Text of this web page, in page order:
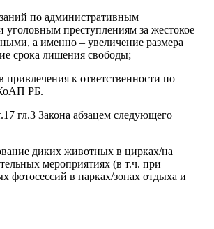
по административным
преступлениям за жестокое
а именно – увеличение размера
срока лишения свободы;
привлечения к ответственности по
РБ.
гл.3 Закона абзацем следующего
диких животных в цирках/на
мероприятиях (в т.ч. при
фотосессий в парках/зонах отдыха и